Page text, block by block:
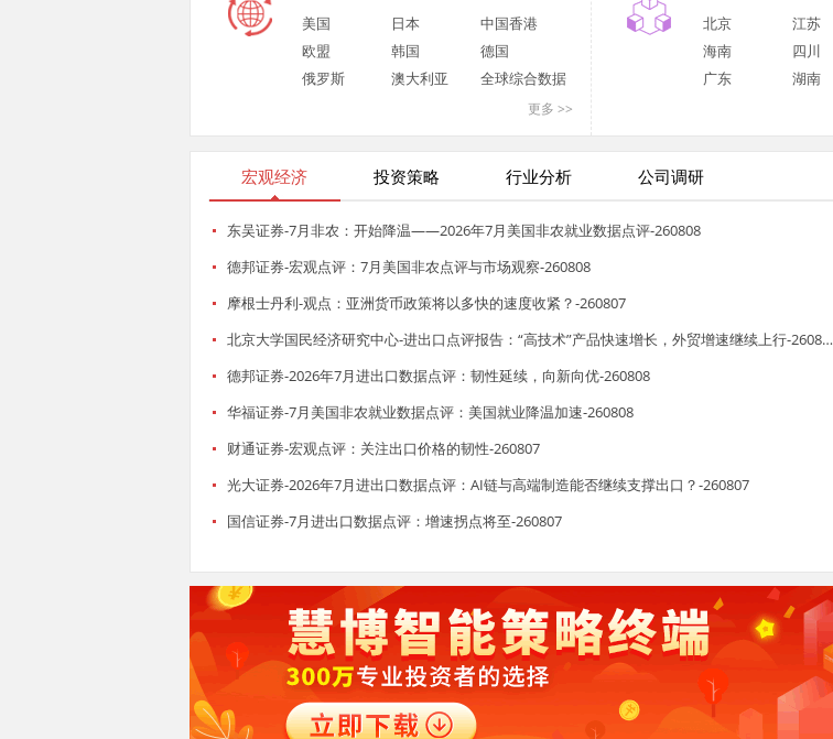
美国
日本
中国香港
欧盟
韩国
德国
俄罗斯
澳大利亚 全球综合数据
更多 >>
北京
江苏
海南
四川
广东
湖南
宏观经济 投资策略 行业分析 公司调研
东吴证券-7月非农：开始降温——2026年7月美国非农就业数据点评-260808
德邦证券-宏观点评：7月美国非农点评与市场观察-260808
摩根士丹利-观点：亚洲货币政策将以多快的速度收紧？-260807
北京大学国民经济研究中心-进出口点评报告：“高技术”产品快速增长，外贸增速继续上行-2608…
德邦证券-2026年7月进出口数据点评：韧性延续，向新向优-260808
华福证券-7月美国非农就业数据点评：美国就业降温加速-260808
财通证券-宏观点评：关注出口价格的韧性-260807
光大证券-2026年7月进出口数据点评：AI链与高端制造能否继续支撑出口？-260807
国信证券-7月进出口数据点评：增速拐点将至-260807